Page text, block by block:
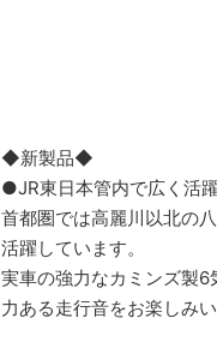
◆新製品◆
●JR東日本管内で広く活
首都圏では高麗川以北の
活躍しています。
実車の強力なカミンズ製
力ある走行音をお楽しみい